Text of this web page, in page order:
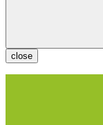
close